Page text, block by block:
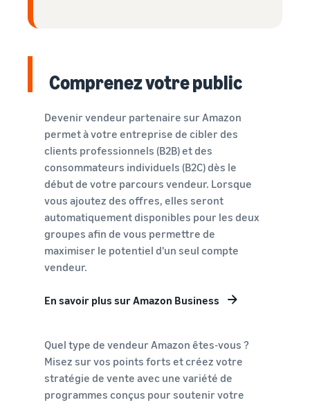
Comprenez votre public
Devenir vendeur partenaire sur Amazon
permet à votre entreprise de cibler des
clients professionnels (B2B) et des
consommateurs individuels (B2C) dès le
début de votre parcours vendeur. Lorsque
vous ajoutez des offres, elles seront
automatiquement disponibles pour les deux
groupes afin de vous permettre de
maximiser le potentiel d'un seul compte
vendeur.
En savoir plus sur Amazon Business
Quel type de vendeur Amazon êtes-vous ?
Misez sur vos points forts et créez votre
stratégie de vente avec une variété de
programmes conçus pour soutenir votre